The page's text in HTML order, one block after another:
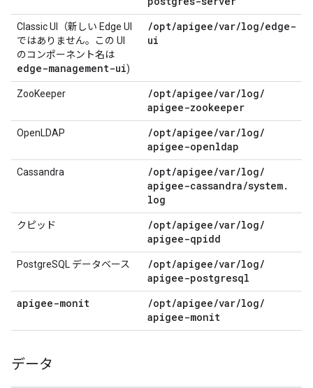
Classic UI（新しい Edge UI
ではありません。この UI
のコンポーネント名は
edge-management-ui)
/opt/apigee/var/log/edge-
ui
ZooKeeper /opt/apigee/var/log/
apigee-zookeeper
OpenLDAP /opt/apigee/var/log/
apigee-openldap
Cassandra /opt/apigee/var/log/
apigee-cassandra/system.
log
クピッド /opt/apigee/var/log/
apigee-qpidd
PostgreSQL データベース /opt/apigee/var/log/
apigee-postgresql
apigee-monit
/opt/apigee/var/log/
apigee-monit
データ